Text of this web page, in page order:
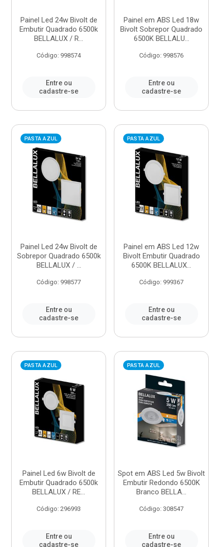
Painel Led 24w Bivolt de
Embutir Quadrado 6500k
BELLALUX / R...
Código: 998574
Entre ou
cadastre-se
Painel em ABS Led 18w
Bivolt Sobrepor Quadrado
6500K BELLALU...
Código: 998576
Entre ou
cadastre-se
PASTA AZUL
Painel Led 24w Bivolt de
Sobrepor Quadrado 6500k
BELLALUX / ...
Código: 998577
Entre ou
cadastre-se
PASTA AZUL
Painel em ABS Led 12w
Bivolt Embutir Quadrado
6500K BELLALUX...
Código: 999367
Entre ou
cadastre-se
PASTA AZUL
Painel Led 6w Bivolt de
Embutir Quadrado 6500k
BELLALUX / RE...
Código: 296993
Entre ou
cadastre-se
PASTA AZUL
Spot em ABS Led 5w Bivolt
Embutir Redondo 6500K
Branco BELLA...
Código: 308547
Entre ou
cadastre-se